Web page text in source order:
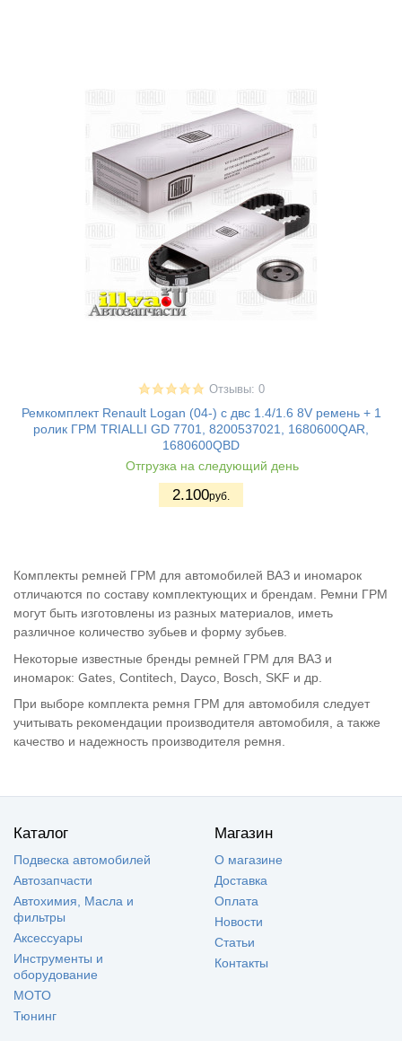
Отзывы: 0
Ремкомплект Renault Logan (04-) с двс 1.4/1.6 8V ремень + 1
ролик ГРМ TRIALLI GD 7701, 8200537021, 1680600QAR,
1680600QBD
Отгрузка на следующий день
2.100руб.
Комплекты ремней ГРМ для автомобилей ВАЗ и иномарок
отличаются по составу комплектующих и брендам. Ремни ГРМ
могут быть изготовлены из разных материалов, иметь
различное количество зубьев и форму зубьев.
Некоторые известные бренды ремней ГРМ для ВАЗ и
иномарок: Gates, Contitech, Dayco, Bosch, SKF и др.
При выборе комплекта ремня ГРМ для автомобиля следует
учитывать рекомендации производителя автомобиля, а также
качество и надежность производителя ремня.
Каталог
Подвеска автомобилей
Автозапчасти
Автохимия, Масла и
фильтры
Аксессуары
Инструменты и
оборудование
МОТО
Тюнинг
Магазин
О магазине
Доставка
Оплата
Новости
Статьи
Контакты